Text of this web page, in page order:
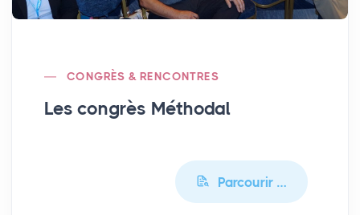
CONGRÈS & RENCONTRES
Les congrès Méthodal
Parcourir …